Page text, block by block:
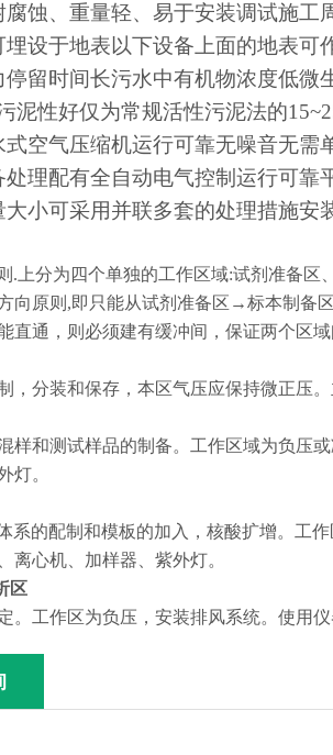
腐蚀、重量轻、易于安装调试施工
埋设于地表以下设备上面的地表
停留时间长污水中有机物浓度低
泥性好仅为常规活性污泥法的
式空气压缩机运行可靠无噪音无需
处理配有全自动电气控制运行可
大小可采用并联多套的处理措施安
.上分为四个单独的工作区域:试剂准备
向原则,即只能从试剂准备区→标本制备
直通，则必须建有缓冲间，保证两个区域
，分装和保存，本区气压应保持微正压
样和测试样品的制备。工作区域为负压
灯。
系的配制和模板的加入，核酸扩增。工
离心机、加样器、紫外灯。
区
。工作区为负压，安装排风系统。使用